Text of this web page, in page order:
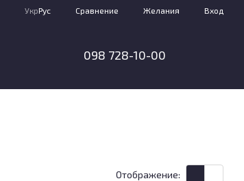
УкрРус Сравнение Желания Вход
098 728-10-00
Отображение: